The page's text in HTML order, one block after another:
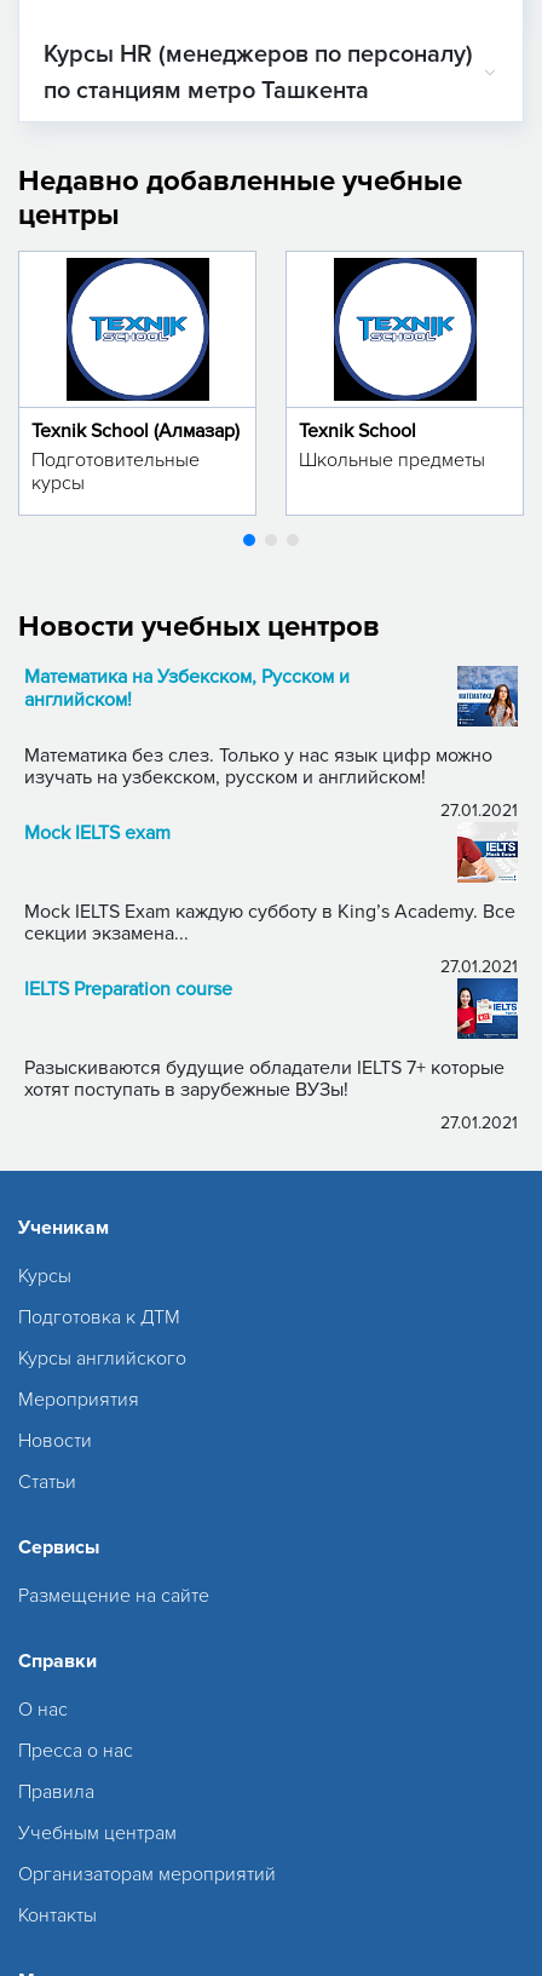
Курсы HR (менеджеров по персоналу)
по станциям метро Ташкента
Недавно добавленные учебные
центры
Texnik School (Алмазар)
Подготовительные
курсы
Texnik School
Школьные предметы
Новости учебных центров
Математика на Узбекском, Русском и
английском!
Математика без слез. Только у нас язык цифр можно
изучать на узбекском, русском и английском!
27.01.2021
Mock IELTS exam
Mock IELTS Exam каждую субботу в King’s Academy. Все
секции экзамена...
27.01.2021
IELTS Preparation course
Разыскиваются будущие обладатели IELTS 7+ которые
хотят поступать в зарубежные ВУЗы!
27.01.2021
Ученикам
Курсы
Подготовка к ДТМ
Курсы английского
Мероприятия
Новости
Статьи
Сервисы
Размещение на сайте
Справки
О нас
Пресса о нас
Правила
Учебным центрам
Организаторам мероприятий
Контакты